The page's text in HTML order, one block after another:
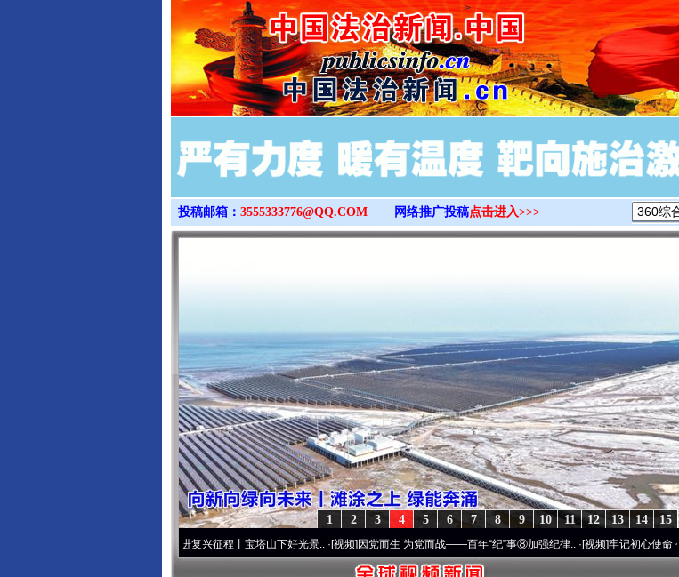
>
投稿邮箱： 3555333776@QQ.COM 网络推广投稿点击进入>>>
15
14
13
12
11
10
9
8
7
6
5
4
3
2
1
牢记初心使命 奋进复兴征程丨宝塔山下好光景..·[视频]因党而生 为党而战——百年“纪”事⑧加强纪律..·[视频]牢记初心使命 奋进复兴征程丨